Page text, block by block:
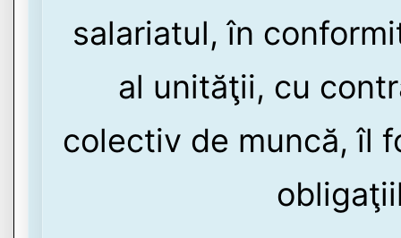
salariatul, în
al unităţii, cu
colectiv de muncă, îl